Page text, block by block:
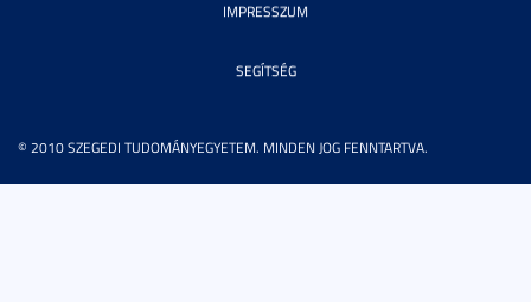
© 2010 SZEGEDI TUDOMÁNYEGYETEM. MINDEN JOG FENNTARTVA.
IMPRESSZUM
SEGÍTSÉG